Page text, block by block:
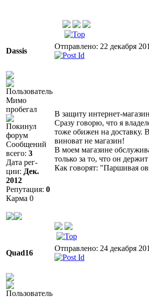
Dassis
Отправлено: 22 декабря
Мимо
пробегал
Покинул
форум
Сообщений
всего: 3
Дата рег-
ции: Дек.
2012
Репутация: 0
Карма 0
В защиту интернет-
Сразу говорю, что я
тоже обижен на доставку.
виноват не магазин!
В моем магазине
только за то, что он
Как говорят: "Паршивая
Quad16
Отправлено: 24 декабря